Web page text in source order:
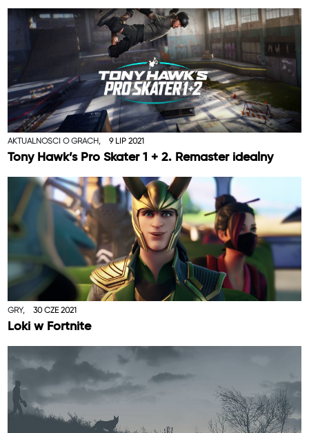
AKTUALNOŚCI O GRACH, 9 LIP 2021
Tony Hawk’s Pro Skater 1 + 2. Remaster idealny
GRY, 30 CZE 2021
Loki w Fortnite